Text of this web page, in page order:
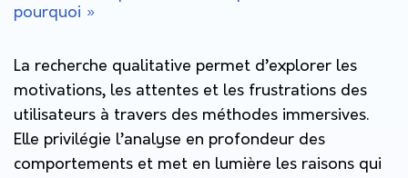
pourquoi »
La recherche qualitative permet d’explorer les
motivations, les attentes et les frustrations des
utilisateurs à travers des méthodes immersives.
Elle privilégie l’analyse en profondeur des
comportements et met en lumière les raisons qui